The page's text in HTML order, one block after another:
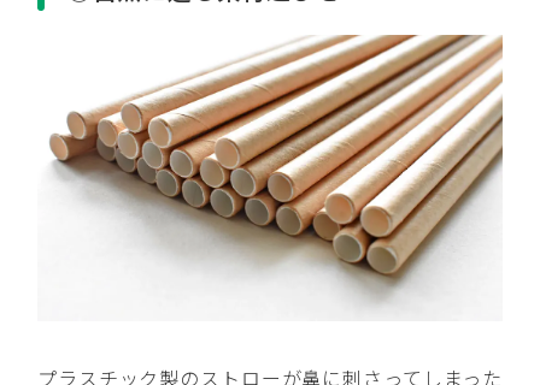
プラスチック製のストローが鼻に刺さってしまった